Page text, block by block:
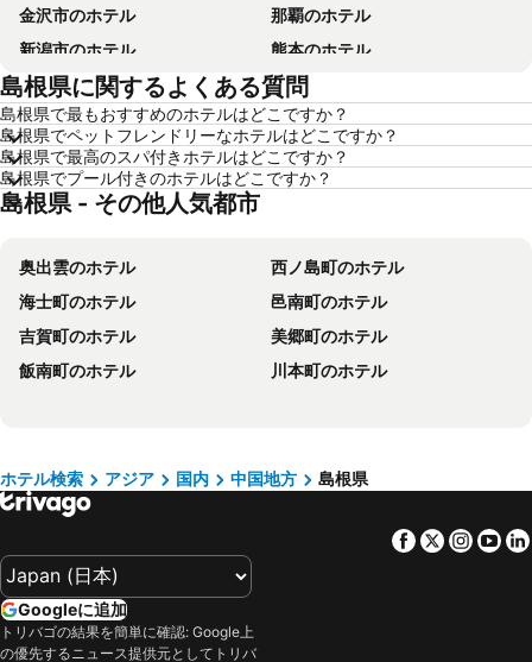
金沢市のホテル
那覇のホテル
新潟市のホテル
熊本のホテル
箱根のホテル
ソウルのホテル
鹿児島のホテル
別府のホテル
軽井沢のホテル
高知のホテル
長崎のホテル
盛岡のホテル
浦安市のホテル
福井のホテル
滋賀県のホテル
関東地方のホテル
石川県のホテル
宮城県のホテル
兵庫県のホテル
近畿地方のホテル
鳥取県のホテル
山口のホテル
九州地方のホテル
島根県に関するよくある質問
島根県で最もおすすめのホテルはどこですか？
島根県でペットフレンドリーなホテルはどこですか？
島根県で最高のスパ付きホテルはどこですか？
島根県でプール付きのホテルはどこですか？
島根県 - その他人気都市
奥出雲のホテル
西ノ島町のホテル
海士町のホテル
邑南町のホテル
吉賀町のホテル
美郷町のホテル
飯南町のホテル
川本町のホテル
ホテル検索 アジア 国内 中国地方 島根県
Facebook
Twitter
Googleに追加
トリバゴの結果を簡単に確認: Google上
の優先するニュース提供元としてトリバ